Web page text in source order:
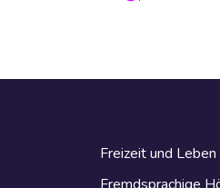
Freizeit und Leben